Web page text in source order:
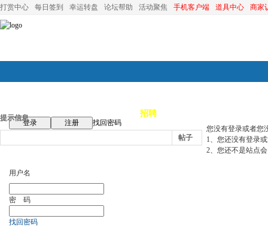
打赏中心 每日签到 幸运转盘 论坛帮助 活动聚焦 手机客户端 道具中心 商家
论坛首页 招聘
登录 注册
找回密码
帖子
提示信息
您没有登录或者您
1、您还没有登录
2、您还不是站点
用户名
密 码
找回密码